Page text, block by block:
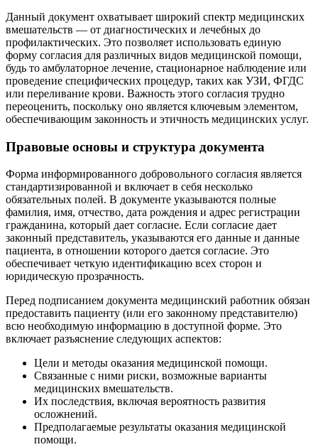
Данный документ охватывает широкий спектр медицинских
вмешательств — от диагностических и лечебных до
профилактических. Это позволяет использовать единую
форму согласия для различных видов медицинской помощи,
будь то амбулаторное лечение, стационарное наблюдение или
проведение специфических процедур, таких как УЗИ, ФГДС
или переливание крови. Важность этого согласия трудно
переоценить, поскольку оно является ключевым элементом,
обеспечивающим законность и этичность медицинских услуг.
Правовые основы и структура документа
Форма информированного добровольного согласия является
стандартизированной и включает в себя несколько
обязательных полей. В документе указываются полные
фамилия, имя, отчество, дата рождения и адрес регистрации
гражданина, который дает согласие. Если согласие дает
законный представитель, указываются его данные и данные
пациента, в отношении которого дается согласие. Это
обеспечивает четкую идентификацию всех сторон и
юридическую прозрачность.
Перед подписанием документа медицинский работник обязан
предоставить пациенту (или его законному представителю)
всю необходимую информацию в доступной форме. Это
включает разъяснение следующих аспектов:
Цели и методы оказания медицинской помощи.
Связанные с ними риски, возможные варианты
медицинских вмешательств.
Их последствия, включая вероятность развития
осложнений.
Предполагаемые результаты оказания медицинской
помощи.